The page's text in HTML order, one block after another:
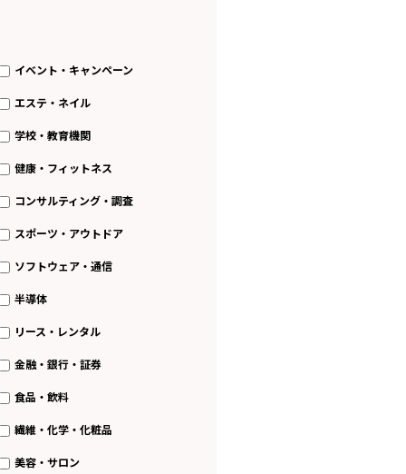
イベント・キャンペーン
エステ・ネイル
学校・教育機関
健康・フィットネス
コンサルティング・調査
スポーツ・アウトドア
ソフトウェア・通信
半導体
リース・レンタル
金融・銀行・証券
食品・飲料
繊維・化学・化粧品
美容・サロン